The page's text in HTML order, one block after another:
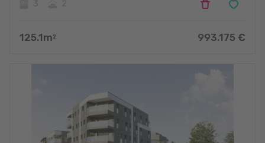
125.1m 2 993.175 €